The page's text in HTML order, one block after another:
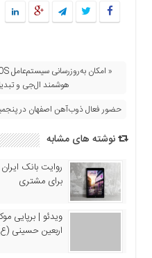
هوشمند ال‌جی و
حضور فعال ذوب‌آهن اصفهان در
نوشته های مشابه
روایت بانک
برای مشتری
ویدئو | برپایی
اربعین حسینی